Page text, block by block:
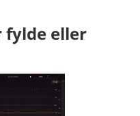
fylde eller